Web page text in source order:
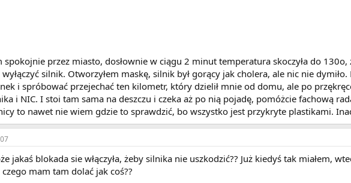
spokojnie przez miasto, dosłownie w ciągu 2 minut temperatura skoczyła do
wyłączyć silnik. Otworzyłem maskę, silnik był gorący jak cholera, ale nic nie
i spróbować przejechać ten kilometr, który dzielił mnie od domu, ale po
i NIC. I stoi tam sama na deszczu i czeka aż po nią pojadę, pomóżcie fachową
to nawet nie wiem gdzie to sprawdzić, bo wszystko jest przykryte plastikami.
jakaś blokada sie włączyła, żeby silnika nie uszkodzić?? Już kiedyś tak miałem,
mam tam dolać jak coś??